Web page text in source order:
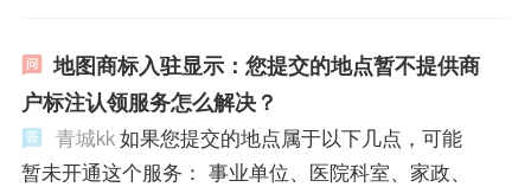
地图商标入驻显示：您提交的地点暂不提供商
户标注认领服务怎么解决？
青城kk如果您提交的地点属于以下几点，可能
暂未开通这个服务： 事业单位、医院科室、家政、